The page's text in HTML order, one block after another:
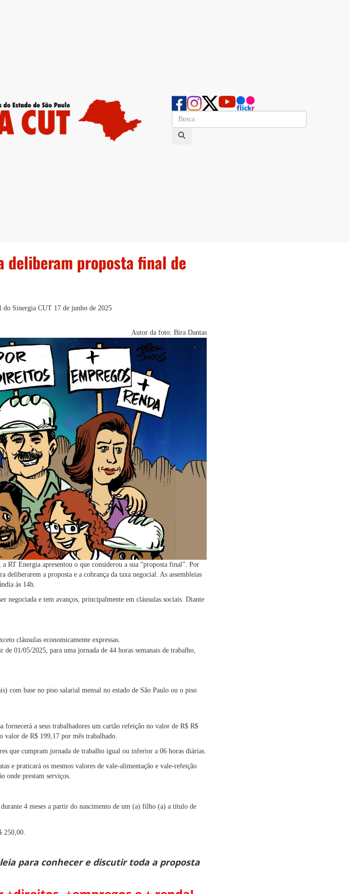
deliberam proposta final de
do Sinergia CUT 17 de junho de 2025
Autor da foto: Bira Dantas
RT Energia apresentou o que considerou a sua “proposta final”. Por
deliberarem a proposta e a cobrança da taxa negocial. As assembleias
às 14h.
negociada e tem avanços, principalmente em cláusulas sociais. Diante
cláusulas economicamente expressas.
de 01/05/2025, para uma jornada de 44 horas semanais de trabalho,
com base no piso salarial mensal no estado de São Paulo ou o piso
fornecerá a seus trabalhadores um cartão refeição no valor de R$ R$
valor de R$ 199,17 por mês trabalhado.
que cumpram jornada de trabalho igual ou inferior a 06 horas diárias.
e praticará os mesmos valores de vale-alimentação e vale-refeição
onde prestam serviços.
4 meses a partir do nascimento de um (a) filho (a) a título de
250,00.
para conhecer e discutir toda a proposta